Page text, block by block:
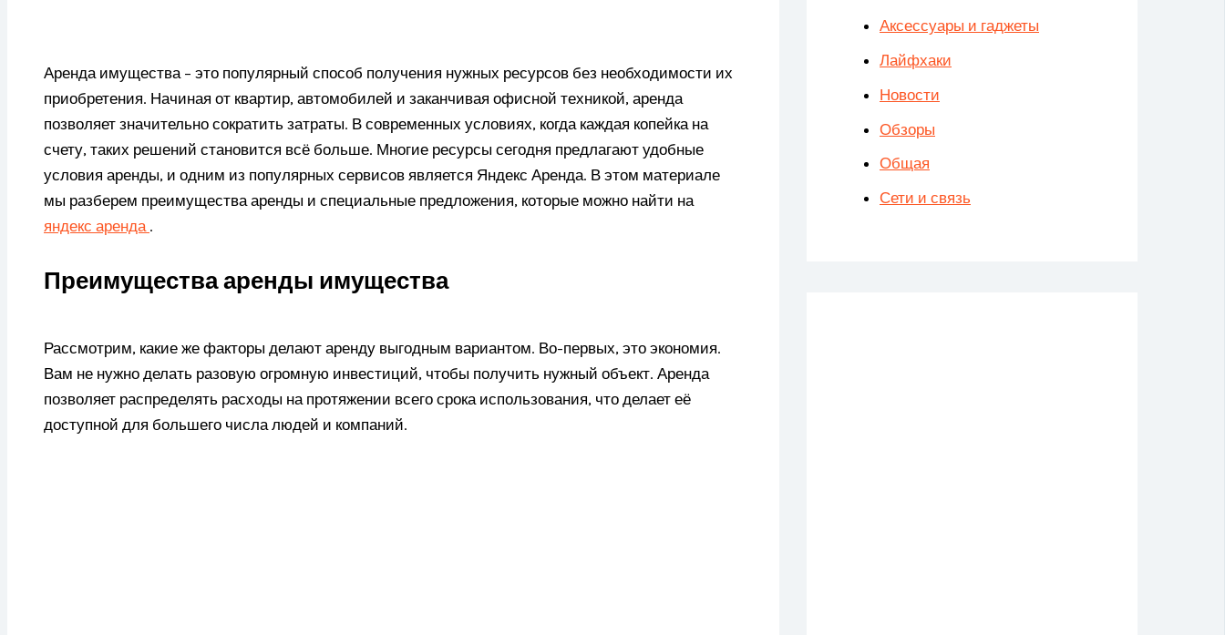
Аренда имущества – это популярный способ получения нужных ресурсов без необходимости их
приобретения. Начиная от квартир, автомобилей и заканчивая офисной техникой, аренда
позволяет значительно сократить затраты. В современных условиях, когда каждая копейка на
счету, таких решений становится всё больше. Многие ресурсы сегодня предлагают удобные
условия аренды, и одним из популярных сервисов является Яндекс Аренда. В этом материале
мы разберем преимущества аренды и специальные предложения, которые можно найти на
яндекс аренда .
Преимущества аренды имущества
Рассмотрим, какие же факторы делают аренду выгодным вариантом. Во-первых, это экономия.
Вам не нужно делать разовую огромную инвестиций, чтобы получить нужный объект. Аренда
позволяет распределять расходы на протяжении всего срока использования, что делает её
доступной для большего числа людей и компаний.
Аксессуары и гаджеты
Лайфхаки
Новости
Обзоры
Общая
Сети и связь